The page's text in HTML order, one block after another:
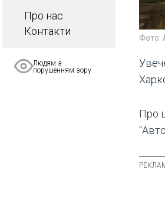
Про нас
Контакти
Людям з
порушенням зору
Фото:
Про